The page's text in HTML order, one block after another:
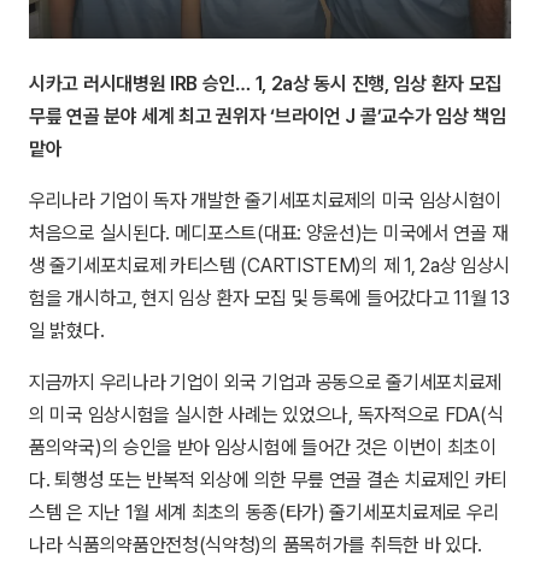
시카고 러시대병원 IRB 승인… 1, 2a상 동시 진행, 임상 환자 모집
무릎 연골 분야 세계 최고 권위자 ‘브라이언 J 콜’교수가 임상 책임
맡아
우리나라 기업이 독자 개발한 줄기세포치료제의 미국 임상시험이
처음으로 실시된다. 메디포스트(대표: 양윤선)는 미국에서 연골 재
생 줄기세포치료제 카티스템 (CARTISTEM)의 제 1, 2a상 임상시
험을 개시하고, 현지 임상 환자 모집 및 등록에 들어갔다고 11월 13
일 밝혔다.
지금까지 우리나라 기업이 외국 기업과 공동으로 줄기세포치료제
의 미국 임상시험을 실시한 사례는 있었으나, 독자적으로 FDA(식
품의약국)의 승인을 받아 임상시험에 들어간 것은 이번이 최초이
다. 퇴행성 또는 반복적 외상에 의한 무릎 연골 결손 치료제인 카티
스템 은 지난 1월 세계 최초의 동종(타가) 줄기세포치료제로 우리
나라 식품의약품안전청(식약청)의 품목허가를 취득한 바 있다.